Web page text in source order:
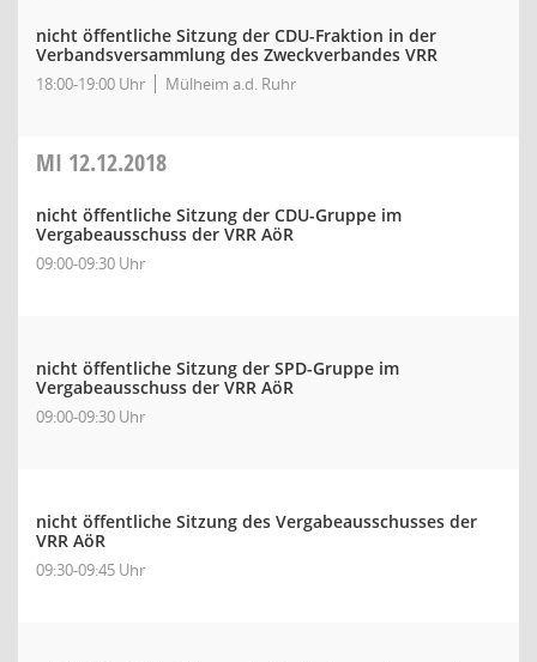
nicht öffentliche Sitzung der CDU-Fraktion in der
Verbandsversammlung des Zweckverbandes VRR
18:00-19:00 Uhr Mülheim a.d. Ruhr
MI 12.12.2018
nicht öffentliche Sitzung der CDU-Gruppe im
Vergabeausschuss der VRR AöR
09:00-09:30 Uhr
nicht öffentliche Sitzung der SPD-Gruppe im
Vergabeausschuss der VRR AöR
09:00-09:30 Uhr
nicht öffentliche Sitzung des Vergabeausschusses der
VRR AöR
09:30-09:45 Uhr